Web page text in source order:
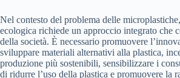
Nel contesto del problema delle
ecologica richiede un approccio integrato che
della società. È necessario promuovere
sviluppare materiali alternativi alla plastica,
produzione più sostenibili, sensibilizzare i
di ridurre l’uso della plastica e promuovere la